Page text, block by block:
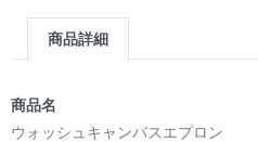
商品詳細
商品名
ウォッシュキャンバスエプロン